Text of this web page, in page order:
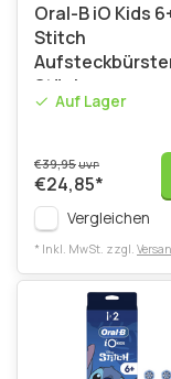
Oral-B iO Kids
Stitch
Stück
Auf Lager
€39,95UVP
€24,85*
Vergleichen
* Inkl. MwSt. zzgl.